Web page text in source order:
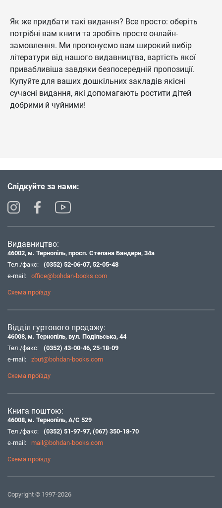
Як же придбати такі видання? Все просто: оберіть
потрібні вам книги та зробіть просте онлайн-
замовлення. Ми пропонуємо вам широкий вибір
літератури від нашого видавництва, вартість якої
привабливіша завдяки безпосередній пропозиції.
Купуйте для ваших дошкільних закладів якісні
сучасні видання, які допомагають ростити дітей
добрими й чуйними!
Слідкуйте за нами:
Видавництво:
46002, м. Тернопіль, просп. Степана Бандери, 34а
Тел./факс:
(0352) 52-06-07, 52-05-48
e-mail:
office@bohdan-books.com
Схема проїзду
Відділ гуртового продажу:
46008, м. Тернопіль, вул. Подільська, 44
Тел./факс:
(0352) 43-00-46, 25-18-09
e-mail:
zbut@bohdan-books.com
Схема проїзду
Книга поштою:
46008, м. Тернопіль, А/С 529
Тел./факс:
(0352) 51-97-97, (067) 350-18-70
e-mail:
mail@bohdan-books.com
Схема проїзду
Copyright © 1997-2026